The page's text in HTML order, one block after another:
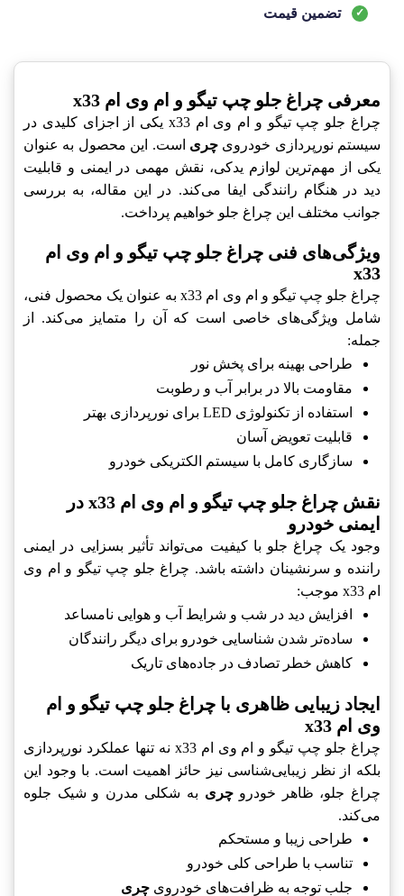
تضمین قیمت
معرفی چراغ جلو چپ تیگو و ام وی ام x33
چراغ جلو چپ تیگو و ام وی ام x33 یکی از اجزای کلیدی در
سیستم نورپردازی خودرویچری است. این محصول به عنوان
یکی از مهم‌ترین لوازم یدکی، نقش مهمی در ایمنی و قابلیت
دید در هنگام رانندگی ایفا می‌کند. در این مقاله، به بررسی
جوانب مختلف این چراغ جلو خواهیم پرداخت.
ویژگی‌های فنی چراغ جلو چپ تیگو و ام وی ام
x33
چراغ جلو چپ تیگو و ام وی ام x33 به عنوان یک محصول فنی،
شامل ویژگی‌های خاصی است که آن را متمایز می‌کند. از
جمله:
طراحی بهینه برای پخش نور
مقاومت بالا در برابر آب و رطوبت
استفاده از تکنولوژی LED برای نورپردازی بهتر
قابلیت تعویض آسان
سازگاری کامل با سیستم الکتریکی خودرو
نقش چراغ جلو چپ تیگو و ام وی ام x33 در
ایمنی خودرو
وجود یک چراغ جلو با کیفیت می‌تواند تأثیر بسزایی در ایمنی
راننده و سرنشینان داشته باشد. چراغ جلو چپ تیگو و ام وی
ام x33 موجب:
افزایش دید در شب و شرایط آب و هوایی نامساعد
ساده‌تر شدن شناسایی خودرو برای دیگر رانندگان
کاهش خطر تصادف در جاده‌های تاریک
ایجاد زیبایی ظاهری با چراغ جلو چپ تیگو و ام
وی ام x33
چراغ جلو چپ تیگو و ام وی ام x33 نه تنها عملکرد نورپردازی
بلکه از نظر زیبایی‌شناسی نیز حائز اهمیت است. با وجود این
چراغ جلو، ظاهر خودروچری به شکلی مدرن و شیک جلوه
می‌کند.
طراحی زیبا و مستحکم
تناسب با طراحی کلی خودرو
جلب توجه به ظرافت‌های خودروی چری